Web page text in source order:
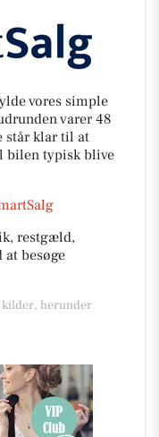
vores simple
varer 48
står klar til at
bilen typisk blive
restgæld,
at besøge
kilder, herunder